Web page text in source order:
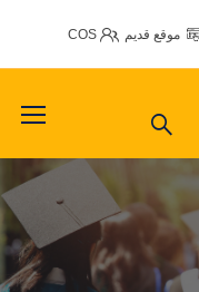
موقع قديم COS